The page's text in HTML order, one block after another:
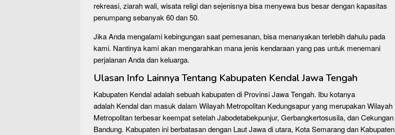
rekreasi, ziarah wali, wisata religi dan sejenisnya bisa menyewa bus besar dengan kapasitas
penumpang sebanyak 60 dan 50.
Jika Anda mengalami kebingungan saat pemesanan, bisa menanyakan terlebih dahulu pada
kami. Nantinya kami akan mengarahkan mana jenis kendaraan yang pas untuk menemani
perjalanan Anda dan keluarga.
Ulasan Info Lainnya Tentang Kabupaten Kendal Jawa Tengah
Kabupaten Kendal adalah sebuah kabupaten di Provinsi Jawa Tengah. Ibu kotanya
adalah Kendal dan masuk dalam Wilayah Metropolitan Kedungsapur yang merupakan Wilayah
Metropolitan terbesar keempat setelah Jabodetabekpunjur, Gerbangkertosusila, dan Cekungan
Bandung. Kabupaten ini berbatasan dengan Laut Jawa di utara, Kota Semarang dan Kabupaten